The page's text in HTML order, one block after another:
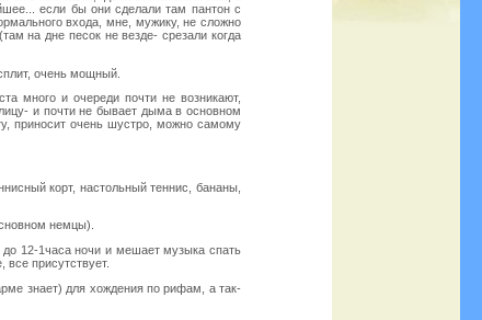
если бы они сделали там пантон с
входа, мне, мужику, не сложно
на дне песок не везде- срезали когда
очень мощный.
много и очереди почти не возникают,
и почти не бывает дыма в основном
приносит очень шустро, можно самому
корт, настольный теннис, бананы,
немцы).
до 12-1часа ночи и мешает музыка спать
присутствует.
знает) для хождения по рифам, а так-